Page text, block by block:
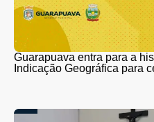
Guarapuava entra para a
Indicação Geográfica para